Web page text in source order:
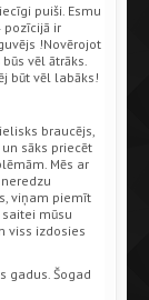
puiši. Esmu
pozīcijā ir
!Novērojot
vēl ātrāks.
būt vēl labāks!
braucējs,
sāks priecēt
Mēs ar
viņam piemīt
mūsu
viss izdosies
gadus. Šogad